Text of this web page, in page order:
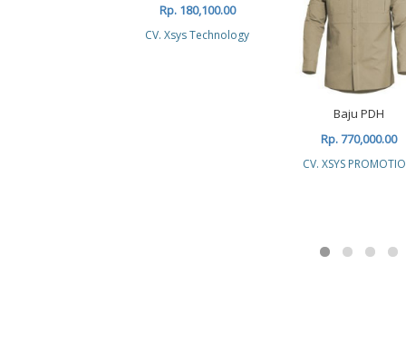
Rp. 180,100.00
CV. Xsys Technology
Baju PDH
Rp. 770,000.00
CV. XSYS